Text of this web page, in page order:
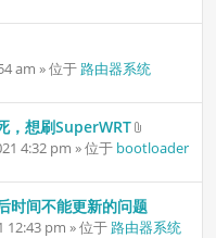
am » 位于 路由器系统
，想刷SuperWRT
附
4:32 pm » 位于 bootloader
时间不能更新的问题
12:43 pm » 位于 路由器系统